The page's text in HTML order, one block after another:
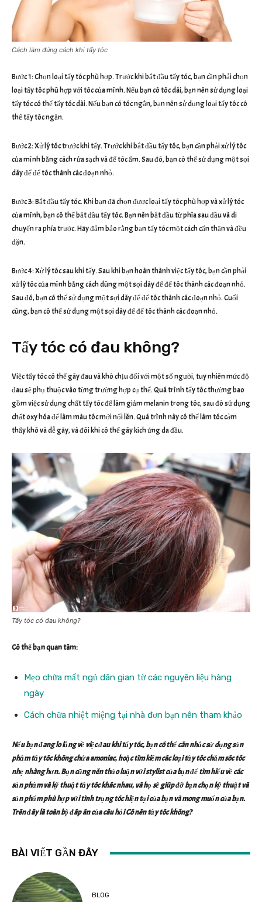
Cách làm đúng cách khi tẩy tóc
Bước 1: Chọn loại tẩy tóc phù hợp. Trước khi bắt đầu tẩy tóc, bạn cần phải chọn
loại tẩy tóc phù hợp với tóc của mình. Nếu bạn có tóc dài, bạn nên sử dụng loại
tẩy tóc có thể tẩy tóc dài. Nếu bạn có tóc ngắn, bạn nên sử dụng loại tẩy tóc có
thể tẩy tóc ngắn.
Bước 2: Xử lý tóc trước khi tẩy. Trước khi bắt đầu tẩy tóc, bạn cần phải xử lý tóc
của mình bằng cách rửa sạch và để tóc ẩm. Sau đó, bạn có thể sử dụng một sợi
dây để để tóc thành các đoạn nhỏ.
Bước 3: Bắt đầu tẩy tóc. Khi bạn đã chọn được loại tẩy tóc phù hợp và xử lý tóc
của mình, bạn có thể bắt đầu tẩy tóc. Bạn nên bắt đầu từ phía sau đầu và di
chuyển ra phía trước. Hãy đảm bảo rằng bạn tẩy tóc một cách cẩn thận và đều
đặn.
Bước 4: Xử lý tóc sau khi tẩy. Sau khi bạn hoàn thành việc tẩy tóc, bạn cần phải
xử lý tóc của mình bằng cách dùng một sợi dây để để tóc thành các đoạn nhỏ.
Sau đó, bạn có thể sử dụng một sợi dây để để tóc thành các đoạn nhỏ. Cuối
cùng, bạn có thể sử dụng một sợi dây để để tóc thành các đoạn nhỏ.
Tẩy tóc có đau không?
Việc tẩy tóc có thể gây đau và khó chịu đối với một số người, tuy nhiên mức độ
đau sẽ phụ thuộc vào từng trường hợp cụ thể. Quá trình tẩy tóc thường bao
gồm việc sử dụng chất tẩy tóc để làm giảm melanin trong tóc, sau đó sử dụng
chất oxy hóa để làm màu tóc mới nổi lên. Quá trình này có thể làm tóc cảm
thấy khô và dễ gãy, và đôi khi có thể gây kích ứng da đầu.
Tẩy tóc có đau không?
Có thể bạn quan tâm:
Mẹo chữa mất ngủ dân gian từ các nguyên liệu hàng
ngày
Cách chữa nhiệt miệng tại nhà đơn bạn nên tham khảo
Nếu bạn đang lo lắng về việc đau khi tẩy tóc, bạn có thể cân nhắc sử dụng sản
phẩm tẩy tóc không chứa amoniac, hoặc tìm kiếm các loại tẩy tóc chăm sóc tóc
nhẹ nhàng hơn. Bạn cũng nên thảo luận với stylist của bạn để tìm hiểu về các
sản phẩm và kỹ thuật tẩy tóc khác nhau, và họ sẽ giúp đỡ bạn chọn kỹ thuật và
sản phẩm phù hợp với tình trạng tóc hiện tại của bạn và mong muốn của bạn.
Trên đây là toàn bộ đáp án của câu hỏi Có nên tẩy tóc không?
BÀI VIẾT GẦN ĐÂY
BLOG